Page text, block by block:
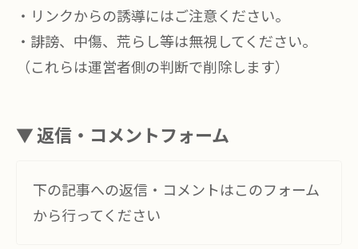
・リンクからの誘導にはご注意ください。
・誹謗、中傷、荒らし等は無視してください。
（これらは運営者側の判断で削除します）
▼ 返信・コメントフォーム
下の記事への返信・コメントはこのフォーム
から行ってください